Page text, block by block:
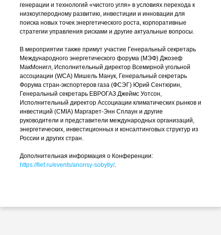
генерации и технологий «чистого угля» в условиях перехода к
низкоуглеродному развитию, инвестиции и инновации для
поиска новых точек энергетического роста, корпоративные
стратегии управления рисками и другие актуальные вопросы.
В мероприятии также примут участие Генеральный секретарь
Международного энергетического форума (МЭФ) Джозеф
МакМонигл, Исполнительный директор Всемирной угольной
ассоциации (WCA) Мишель Манук, Генеральный секретарь
Форума стран-экспортеров газа (ФСЭГ) Юрий Сентюрин,
Генеральный секретарь ЕВРОГАЗ Джеймс Уотсон,
Исполнительный директор Ассоциации климатических рынков и
инвестиций (CMIA) Маргарет-Энн Сплаун и другие
руководители и представители международных организаций,
энергетических, инвестиционных и консалтинговых структур из
России и других стран.
Дополнительная информация о Конференции:
https://fief.ru/events/anonsy-sobytiy/.